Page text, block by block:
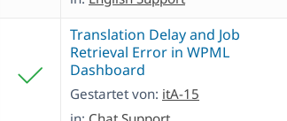
Translation Delay and Job
Retrieval Error in WPML
Dashboard
Gestartet von: itA-15